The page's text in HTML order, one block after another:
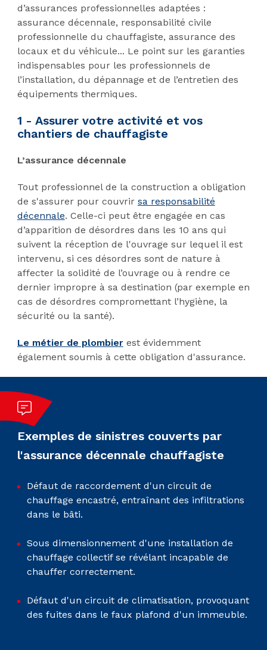
d’assurances professionnelles adaptées :
assurance décennale, responsabilité civile
professionnelle du chauffagiste, assurance des
locaux et du véhicule... Le point sur les garanties
indispensables pour les professionnels de
l’installation, du dépannage et de l’entretien des
équipements thermiques.
1 - Assurer votre activité et vos
chantiers de chauffagiste
L’assurance décennale
Tout professionnel de la construction a obligation
de s'assurer pour couvrir sa responsabilité
décennale. Celle-ci peut être engagée en cas
d’apparition de désordres dans les 10 ans qui
suivent la réception de l'ouvrage sur lequel il est
intervenu, si ces désordres sont de nature à
affecter la solidité de l’ouvrage ou à rendre ce
dernier impropre à sa destination (par exemple en
cas de désordres compromettant l’hygiène, la
sécurité ou la santé).
Le métier de plombier est évidemment
également soumis à cette obligation d'assurance.
Exemples de sinistres couverts par
l'assurance décennale chauffagiste
Défaut de raccordement d'un circuit de
chauffage encastré, entraînant des infiltrations
dans le bâti.
Sous dimensionnement d'une installation de
chauffage collectif se révélant incapable de
chauffer correctement.
Défaut d'un circuit de climatisation, provoquant
des fuites dans le faux plafond d'un immeuble.